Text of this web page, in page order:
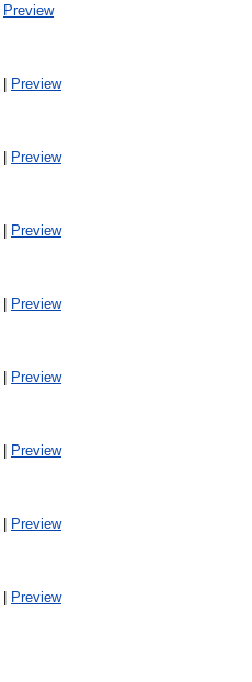
Preview
| Preview
| Preview
| Preview
| Preview
| Preview
| Preview
| Preview
| Preview